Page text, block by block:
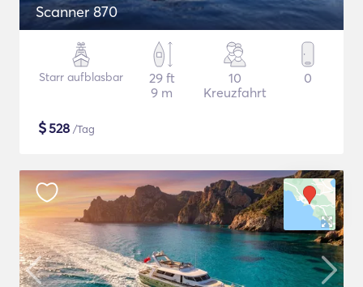
Scanner 870
Starr aufblasbar
29 ft
9 m
10
Kreuzfahrt
0
$528 /Tag